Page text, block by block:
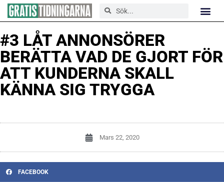
#3 LÅT ANNONSÖRER
BERÄTTA VAD DE GJORT FÖR
ATT KUNDERNA SKALL
KÄNNA SIG TRYGGA
Mars 22, 2020
FACEBOOK